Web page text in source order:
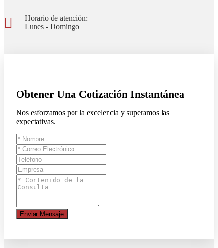
Horario de atención:
Lunes - Domingo
Obtener Una Cotización Instantánea
Nos esforzamos por la excelencia y superamos las
expectativas.
Enviar Mensaje